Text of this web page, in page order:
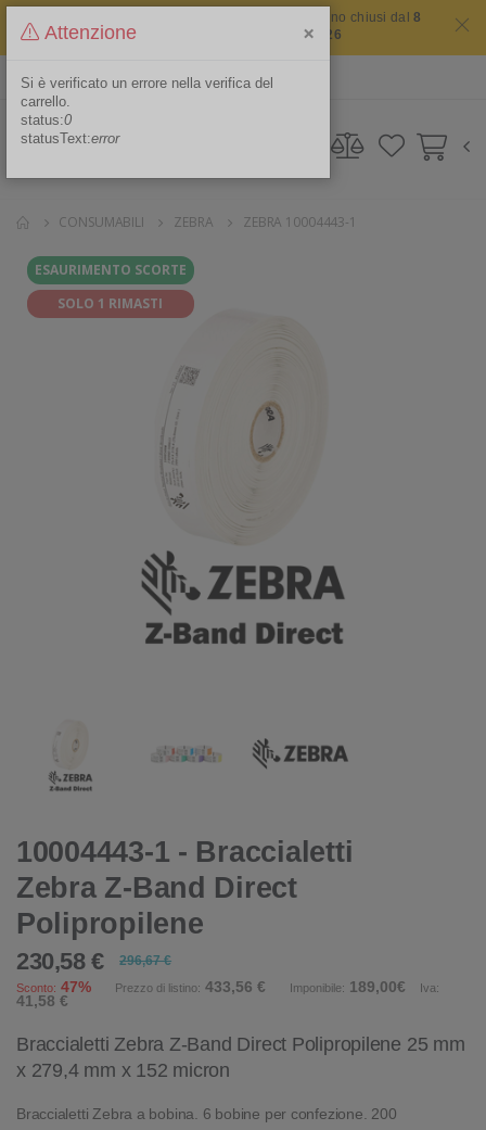
Il sito non chiude mai ma i nostri uffici saranno chiusi dal8
agosto 2026 al 16 agosto 2026
Area Riservata
CONSUMABILI ZEBRA ZEBRA 10004443-1
ESAURIMENTO SCORTE
SOLO 1 RIMASTI
10004443-1 - Braccialetti
Zebra Z-Band Direct
Polipropilene
230,58 € 296,67 €
Sconto: 47% Prezzo di listino: 433,56 € Imponibile: 189,00€ Iva:
41,58 €
Braccialetti Zebra Z-Band Direct Polipropilene 25 mm
x 279,4 mm x 152 micron
Braccialetti Zebra a bobina. 6 bobine per confezione. 200
Attenzione ×
Si è verificato un errore nella verifica del
carrello.
status:0
statusText:error